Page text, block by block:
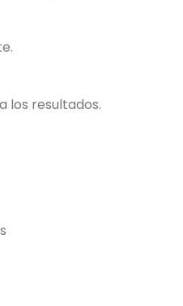
los resultados.